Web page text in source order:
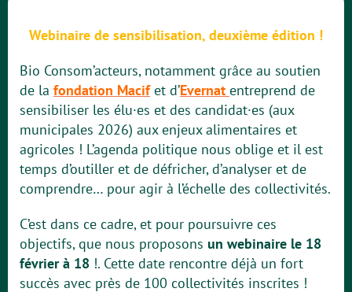
Webinaire de sensibilisation, deuxième édition !
Bio Consom’acteurs, notamment grâce au soutien
de la fondation Macifet d’Evernat entreprend de
sensibiliser les élu·es et des candidat·es (aux
municipales 2026) aux enjeux alimentaires et
agricoles ! L’agenda politique nous oblige et il est
temps d’outiller et de défricher, d’analyser et de
comprendre… pour agir à l’échelle des collectivités.
C’est dans ce cadre, et pour poursuivre ces
objectifs, que nous proposons un webinaire le 18
février à 18 !. Cette date rencontre déjà un fort
succès avec près de 100 collectivités inscrites !